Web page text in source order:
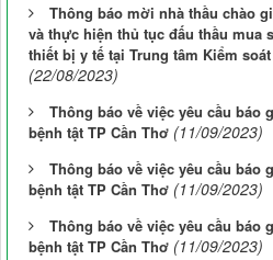
Thông báo mời nhà thầu chào
và thực hiện thủ tục đấu thầu mua
thiết bị y tế tại Trung tâm Kiểm
(22/08/2023)
Thông báo về việc yêu cầu báo
bệnh tật TP Cần Thơ (11/09/2023)
Thông báo về việc yêu cầu báo
bệnh tật TP Cần Thơ (11/09/2023)
Thông báo về việc yêu cầu báo
bệnh tật TP Cần Thơ (11/09/2023)